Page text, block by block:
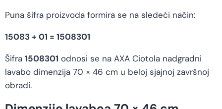
Puna šifra proizvoda formira se na sledeći način:
15083 + 01 = 1508301
Šifra 1508301 odnosi se na AXA Ciotola nadgradni
lavabo dimenzija 70 × 46 cm u beloj sjajnoj završnoj
obradi.